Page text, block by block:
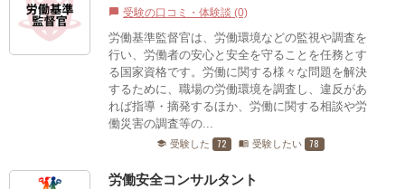
chat_bubble 受験の口コミ・体験談 (0)
労働基準監督官は、労働環境などの監視や調査を
行い、労働者の安心と安全を守ることを任務とす
る国家資格です。労働に関する様々な問題を解決
するために、職場の労働環境を調査し、違反があ
れば指導・摘発するほか、労働に関する相談や労
働災害の調査等の...
school 受験した 72 menu_book 受験したい 78
労働安全コンサルタント